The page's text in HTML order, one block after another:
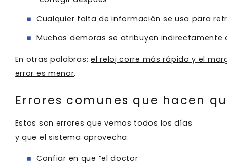
Cualquier falta de información se usa para
Muchas demoras se atribuyen
En otras palabras:el reloj corre más rápido y el
error es menor.
Errores comunes que hacen
Estos son errores que vemos todos los días
y que el sistema aprovecha:
Confiar en que “el doctor